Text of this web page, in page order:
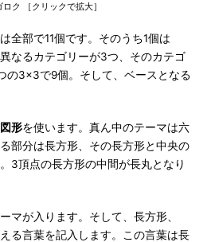
ク ［クリックで拡大］
全部で11個です。そのうち1個は
なるカテゴリーが3つ、そのカテゴ
の3×3で9個。そして、ベースとなる
形を使います。真ん中のテーマは六
部分は長方形、その長方形と中央の
3頂点の長方形の中間が長丸となり
マが入ります。そして、長方形、
る言葉を記入します。この言葉は長